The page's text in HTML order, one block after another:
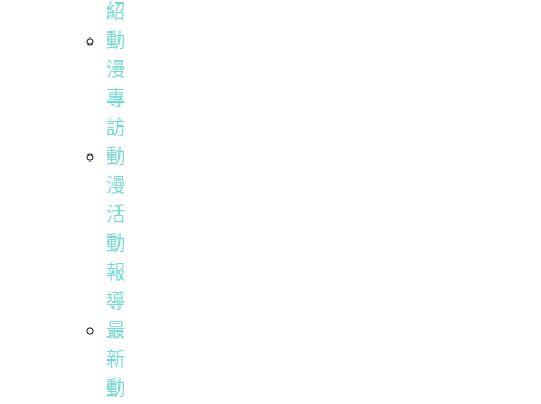
紹
動
漫
專
訪
動
漫
活
動
報
導
最
新
動